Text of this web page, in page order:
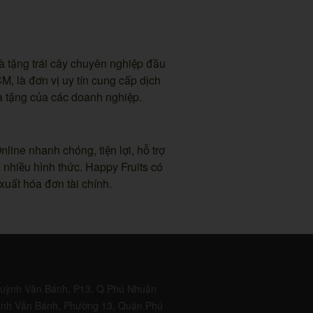
tặng trái cây chuyên nghiệp đầu
là đơn vị uy tín cung cấp dịch
tặng của các doanh nghiệp.
nhanh chóng, tiện lợi, hỗ trợ
hình thức. Happy Fruits có
xuất hóa đơn tài chính.